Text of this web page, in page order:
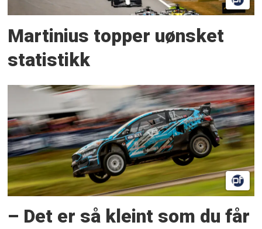
Martinius topper uønsket
statistikk
– Det er så kleint som du får